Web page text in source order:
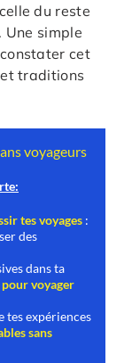
du reste
Une simple
cet
traditions